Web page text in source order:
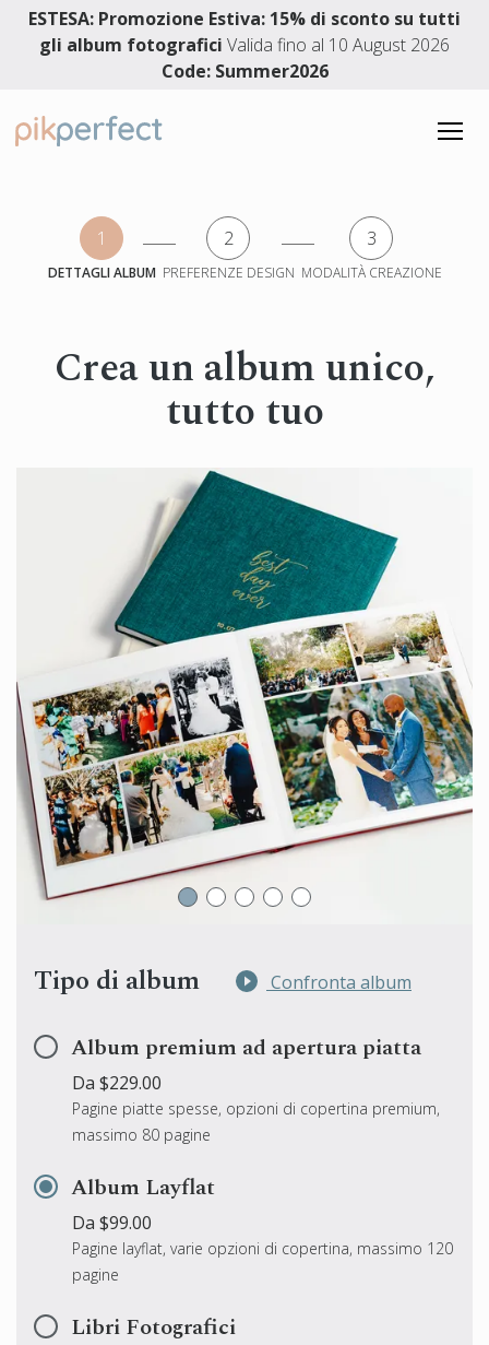
ESTESA: Promozione Estiva: 15% di sconto su tutti
gli album fotografici Valida fino al 10 August 2026
Code: Summer2026
Libri fotografici
Fotolibri con copertina rigida
Album premium ad apertura piatta
Libri della memoria
Fotolibri per bambini
Album fotografico di famiglia
Album fotografico di fidanzamento
Libro degli invitati al matrimonio
Album Bar Mitzvah & Bat Mitzvah
Album fotografico Quinceañera
Photo Book Design Service
ALBUM DI NOZZE
Album fotografico matrimonio layflat
Fotolibro matrimonio
4.91 Valutazione
3861 recensioni
1
DETTAGLI ALBUM
2
PREFERENZE DESIGN
3
MODALITÀ CREAZIONE
Crea un album unico,
tutto tuo
Tipo di album Confronta album
Album premium ad apertura piatta
Da $229.00
Pagine piatte spesse, opzioni di copertina premium,
massimo 80 pagine
Album Layflat
Da $99.00
Pagine layflat, varie opzioni di copertina, massimo 120
pagine
Libri Fotografici